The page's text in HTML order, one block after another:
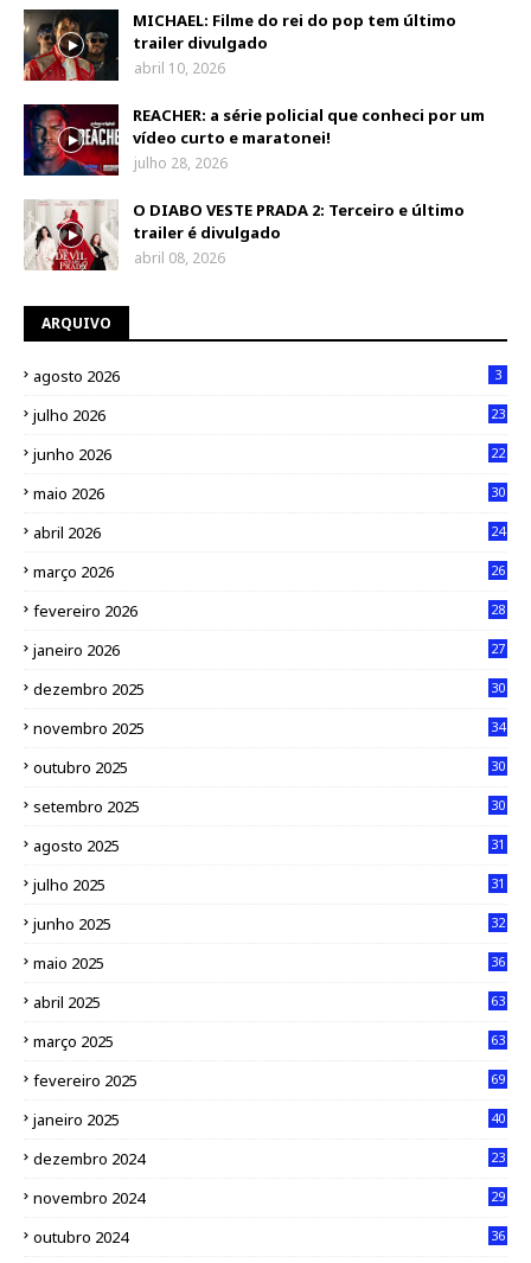
MICHAEL: Filme do rei do pop tem último
trailer divulgado
abril 10, 2026
REACHER: a série policial que conheci por um
vídeo curto e maratonei!
julho 28, 2026
O DIABO VESTE PRADA 2: Terceiro e último
trailer é divulgado
abril 08, 2026
ARQUIVO
agosto 2026 3
julho 2026 23
junho 2026 22
maio 2026 30
abril 2026 24
março 2026 26
fevereiro 2026 28
janeiro 2026 27
dezembro 2025 30
novembro 2025 34
outubro 2025 30
setembro 2025 30
agosto 2025 31
julho 2025 31
junho 2025 32
maio 2025 36
abril 2025 63
março 2025 63
fevereiro 2025 69
janeiro 2025 40
dezembro 2024 23
novembro 2024 29
outubro 2024 36